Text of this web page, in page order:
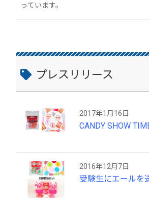
っています。
プレスリリース
2017年1月16日
CANDY SHOW
2016年12月7日
受験生にエールを